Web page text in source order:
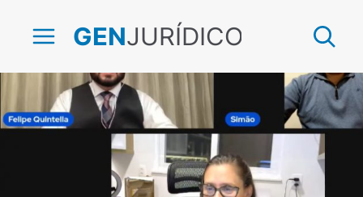
GENJURÍDICO